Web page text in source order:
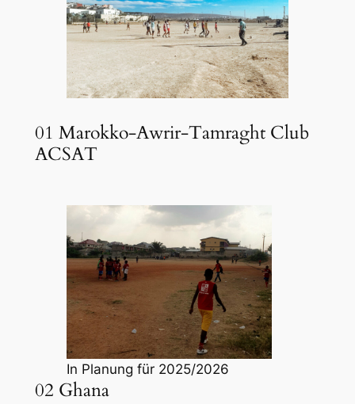
01 Marokko-Awrir-Tamraght Club
ACSAT
In Planung für 2025/2026
02 Ghana